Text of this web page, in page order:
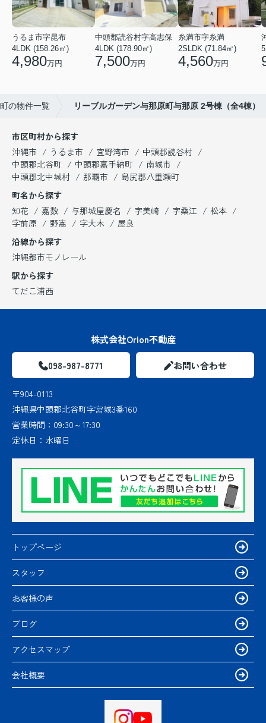
うるま市字昆布
4LDK (158.26㎡)
4,980万円
中頭郡読谷村字高志保
4LDK (178.90㎡)
7,500万円
糸満市字糸満
2SLDK (71.84㎡)
4,560万円
の物件一覧 リーブルガーデン与那原町与那原 2号棟（全4棟）
市区町村から探す
沖縄市
うるま市 宜野湾市
中頭郡読谷村
中頭郡北谷町
中頭郡嘉手納町
南城市
中頭郡北中城村
那覇市
島尻郡八重瀬町
町名から探す
知花
嘉数 与那城屋慶名 字美崎 字桑江
松本
字前原
野嵩 字大木
屋良
沿線から探す
沖縄都市モノレール
駅から探す
てだこ浦西
株式会社Orion不動産
098-987-8771 お問い合わせ
〒904-0113
沖縄県中頭郡北谷町字宮城3番160
営業時間： 09:30～17:30
定休日： 水曜日
トップページ
スタッフ
お客様の声
ブログ
アクセスマップ
会社概要